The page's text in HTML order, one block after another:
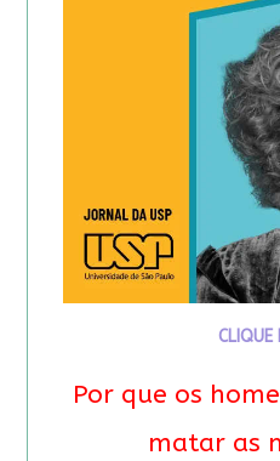
CLIQUE
Por que os
matar as